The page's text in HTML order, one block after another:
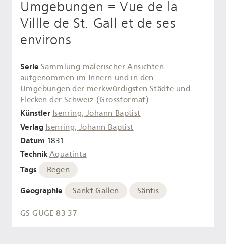
Umgebungen = Vue de la
Villle de St. Gall et de ses
environs
Serie Sammlung malerischer Ansichten
aufgenommen im Innern und in den
Umgebungen der merkwürdigsten Städte und
Flecken der Schweiz (Grossformat)
Künstler Isenring, Johann Baptist
Verlag Isenring, Johann Baptist
Datum 1831
Technik Aquatinta
Tags Regen
Geographie Sankt Gallen Säntis
GS-GUGE-83-37